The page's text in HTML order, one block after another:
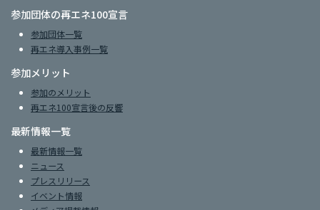
参加団体の再エネ100宣言
参加団体一覧
再エネ導入事例一覧
参加メリット
参加のメリット
再エネ100宣言後の反響
最新情報一覧
最新情報一覧
ニュース
プレスリリース
イベント情報